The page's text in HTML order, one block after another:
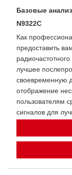
Базовые
N9322C
Как
предоставить
лучшее
своевременную
отображение
пользователям
сигналов для